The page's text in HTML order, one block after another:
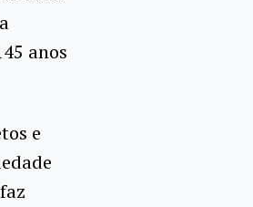
anos
e